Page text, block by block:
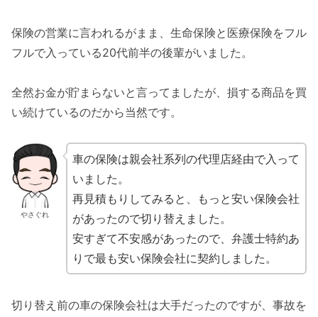
保険の営業に言われるがまま、生命保険と医療保険をフル
フルで入っている20代前半の後輩がいました。
全然お金が貯まらないと言ってましたが、損する商品を買
い続けているのだから当然です。
やさぐれ
車の保険は親会社系列の代理店経由で入って
いました。
再見積もりしてみると、もっと安い保険会社
があったので切り替えました。
安すぎて不安感があったので、弁護士特約あ
りで最も安い保険会社に契約しました。
切り替え前の車の保険会社は大手だったのですが、事故を